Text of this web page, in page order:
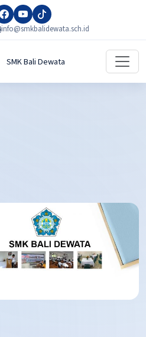
info@smkbalidewata.sch.id
SMK Bali Dewata